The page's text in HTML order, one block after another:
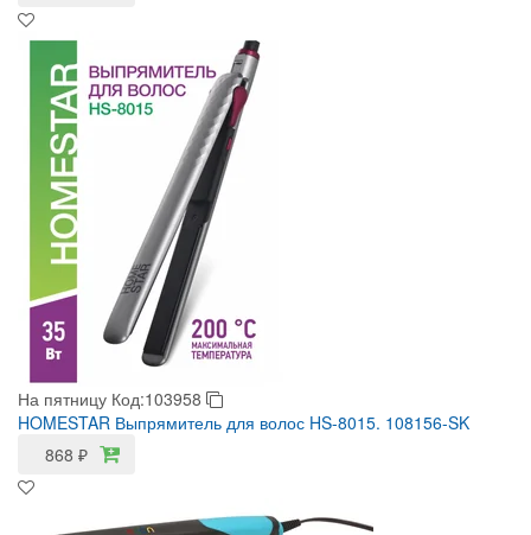
На пятницу Код:103958
HOMESTAR Выпрямитель для волос HS-8015. 108156-SK
868 ₽